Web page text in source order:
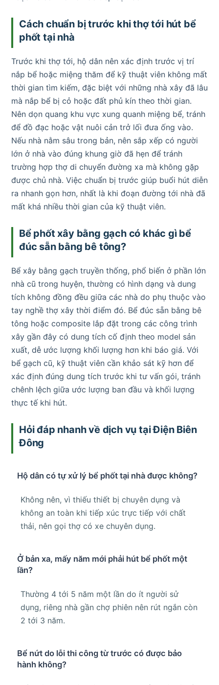
Cách chuẩn bị trước khi thợ tới hút bể
phốt tại nhà
Trước khi thợ tới, hộ dân nên xác định trước vị trí
nắp bể hoặc miệng thăm để kỹ thuật viên không mất
thời gian tìm kiếm, đặc biệt với những nhà xây đã lâu
mà nắp bể bị cỏ hoặc đất phủ kín theo thời gian.
Nên dọn quang khu vực xung quanh miệng bể, tránh
để đồ đạc hoặc vật nuôi cản trở lối đưa ống vào.
Nếu nhà nằm sâu trong bản, nên sắp xếp có người
lớn ở nhà vào đúng khung giờ đã hẹn để tránh
trường hợp thợ di chuyển đường xa mà không gặp
được chủ nhà. Việc chuẩn bị trước giúp buổi hút diễn
ra nhanh gọn hơn, nhất là khi đoạn đường tới nhà đã
mất khá nhiều thời gian của kỹ thuật viên.
Bể phốt xây bằng gạch có khác gì bể
đúc sẵn bằng bê tông?
Bể xây bằng gạch truyền thống, phổ biến ở phần lớn
nhà cũ trong huyện, thường có hình dạng và dung
tích không đồng đều giữa các nhà do phụ thuộc vào
tay nghề thợ xây thời điểm đó. Bể đúc sẵn bằng bê
tông hoặc composite lắp đặt trong các công trình
xây gần đây có dung tích cố định theo model sản
xuất, dễ ước lượng khối lượng hơn khi báo giá. Với
bể gạch cũ, kỹ thuật viên cần khảo sát kỹ hơn để
xác định đúng dung tích trước khi tư vấn gói, tránh
chênh lệch giữa ước lượng ban đầu và khối lượng
thực tế khi hút.
Hỏi đáp nhanh về dịch vụ tại Điện Biên
Đông
Hộ dân có tự xử lý bể phốt tại nhà được không?
Không nên, vì thiếu thiết bị chuyên dụng và
không an toàn khi tiếp xúc trực tiếp với chất
thải, nên gọi thợ có xe chuyên dụng.
Ở bản xa, mấy năm mới phải hút bể phốt một
lần?
Thường 4 tới 5 năm một lần do ít người sử
dụng, riêng nhà gần chợ phiên nên rút ngắn còn
2 tới 3 năm.
Bể nứt do lỗi thi công từ trước có được bảo
hành không?